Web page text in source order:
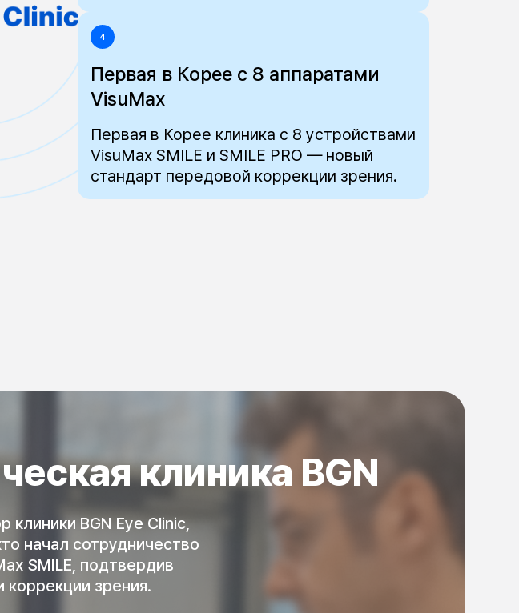
4
Первая в Корее с 8 аппаратами
VisuMax
Первая в Корее клиника с 8 устройствами
VisuMax SMILE и SMILE PRO — новый
стандарт передовой коррекции зрения.
клиника BGN
BGN Eye Clinic,
начал сотрудничество
SMILE, подтвердив
коррекции зрения.